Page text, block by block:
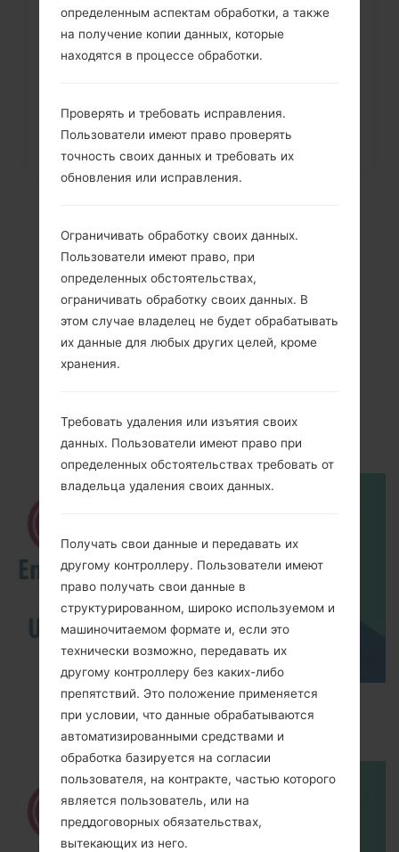
Как удалить все данные с
телефона через меню на LG...
LGGS290(LGGS290)
akaLG Cookie Fresh
How to Enable Developer Options & USB
Debugging on LG ?
определенным аспектам обработки, а также
на получение копии данных, которые
находятся в процессе обработки.
Проверять и требовать исправления.
Пользователи имеют право проверять
точность своих данных и требовать их
обновления или исправления.
Ограничивать обработку своих данных.
Пользователи имеют право, при
определенных обстоятельствах,
ограничивать обработку своих данных. В
этом случае владелец не будет обрабатывать
их данные для любых других целей, кроме
хранения.
Требовать удаления или изъятия своих
данных. Пользователи имеют право при
определенных обстоятельствах требовать от
владельца удаления своих данных.
Получать свои данные и передавать их
другому контроллеру. Пользователи имеют
право получать свои данные в
структурированном, широко используемом и
машиночитаемом формате и, если это
технически возможно, передавать их
другому контроллеру без каких-либо
препятствий. Это положение применяется
при условии, что данные обрабатываются
автоматизированными средствами и
обработка базируется на согласии
пользователя, на контракте, частью которого
является пользователь, или на
преддоговорных обязательствах,
вытекающих из него.